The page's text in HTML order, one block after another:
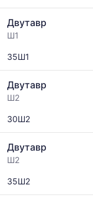
Двутавр
Ш1
35Ш1
Двутавр
Ш2
30Ш2
Двутавр
Ш2
35Ш2